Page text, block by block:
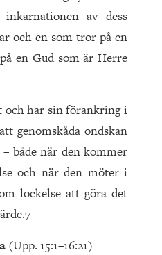
av dess
och en som tror på en
en Gud som är Herre
och har sin förankring i
genomskåda ondskan
både när den kommer
och när den möter i
lockelse att göra det
(Upp. 15:1–16:21)